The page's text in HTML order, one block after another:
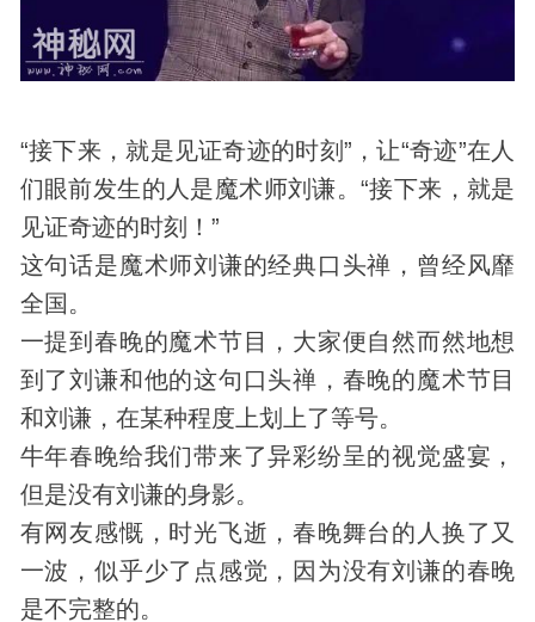
“接下来，就是见证奇迹的时刻”，让“奇迹”在人
们眼前发生的人是魔术师刘谦。“接下来，就是
见证奇迹的时刻！”
这句话是魔术师刘谦的经典口头禅，曾经风靡
全国。
一提到春晚的魔术节目，大家便自然而然地想
到了刘谦和他的这句口头禅，春晚的魔术节目
和刘谦，在某种程度上划上了等号。
牛年春晚给我们带来了异彩纷呈的视觉盛宴，
但是没有刘谦的身影。
有网友感慨，时光飞逝，春晚舞台的人换了又
一波，似乎少了点感觉，因为没有刘谦的春晚
是不完整的。